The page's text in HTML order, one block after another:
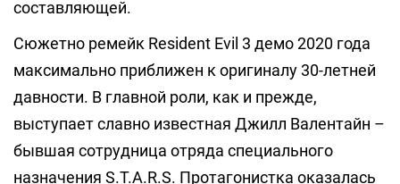
составляющей.
Сюжетно ремейк Resident Evil 3 демо 2020 года
максимально приближен к оригиналу 30-летней
давности. В главной роли, как и прежде,
выступает славно известная Джилл Валентайн –
бывшая сотрудница отряда специального
назначения S.T.A.R.S. Протагонистка оказалась